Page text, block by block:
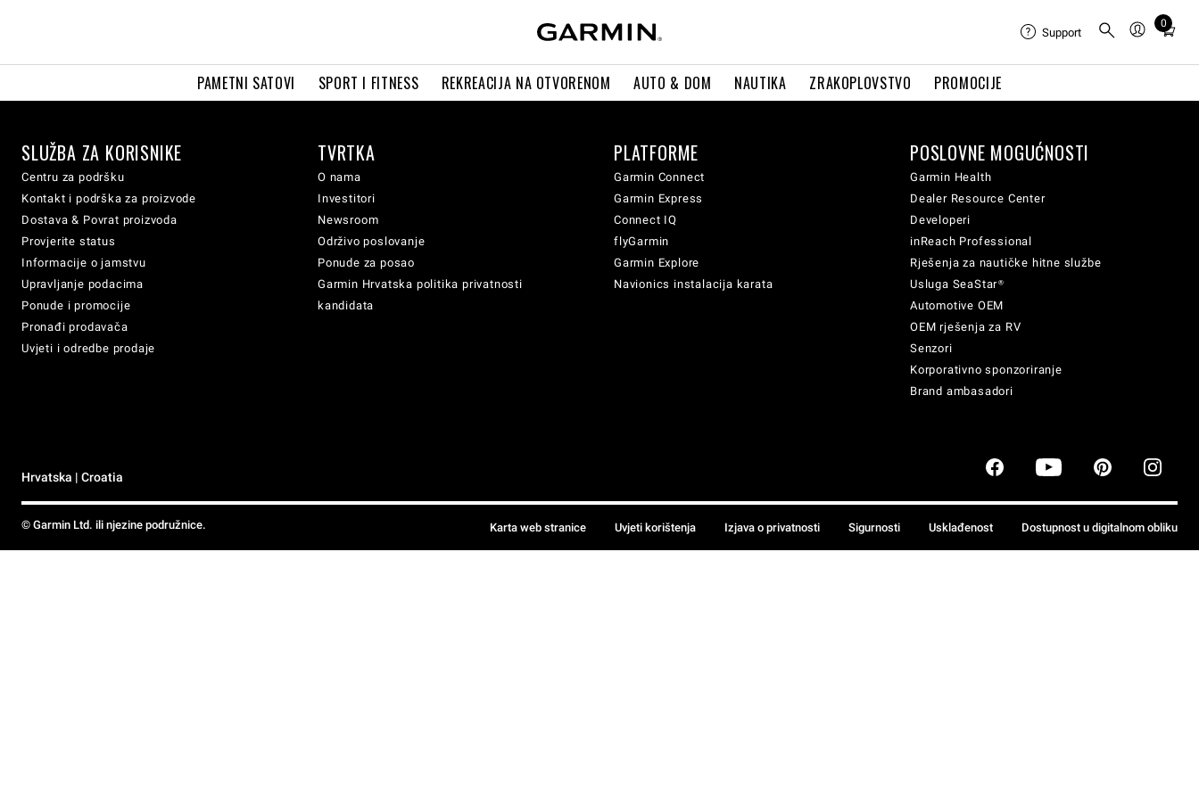
PAMETNI SATOVI SPORT I FITNESS REKREACIJA NA OTVORENOM AUTO & DOM NAUTIKA ZRAKOPLOVSTVO PROMOCIJE
Support
0
Total
cart:
SLUŽBA ZA KORISNIKE
Centru za podršku
Kontakt i podrška za proizvode
Dostava & Povrat proizvoda
Provjerite status
Informacije o jamstvu
Upravljanje podacima
Ponude i promocije
Pronađi prodavača
Uvjeti i odredbe prodaje
TVRTKA
O nama
Investitori
Newsroom
Održivo poslovanje
Ponude za posao
Garmin Hrvatska politika privatnosti
kandidata
PLATFORME
Garmin Connect
Garmin Express
Connect IQ
flyGarmin
Garmin Explore
Navionics instalacija karata
POSLOVNE MOGUĆNOSTI
Garmin Health
Dealer Resource Center
Developeri
inReach Professional
Rješenja za nautičke hitne službe
Usluga SeaStar®
Automotive OEM
OEM rješenja za RV
Senzori
Korporativno sponzoriranje
Brand ambasadori
Hrvatska | Croatia
© Garmin Ltd. ili njezine podružnice. Karta web stranice Uvjeti korištenja Izjava o privatnosti Sigurnosti Usklađenost Dostupnost u digitalnom obliku